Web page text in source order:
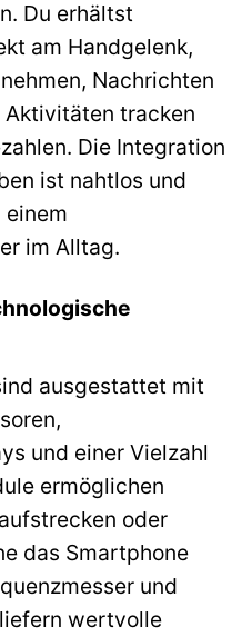
Du erhältst
am Handgelenk,
Nachrichten
tracken
Die Integration
ist nahtlos und
einem
im Alltag.
ausgestattet mit
und einer Vielzahl
ermöglichen
oder
das Smartphone
und
wertvolle